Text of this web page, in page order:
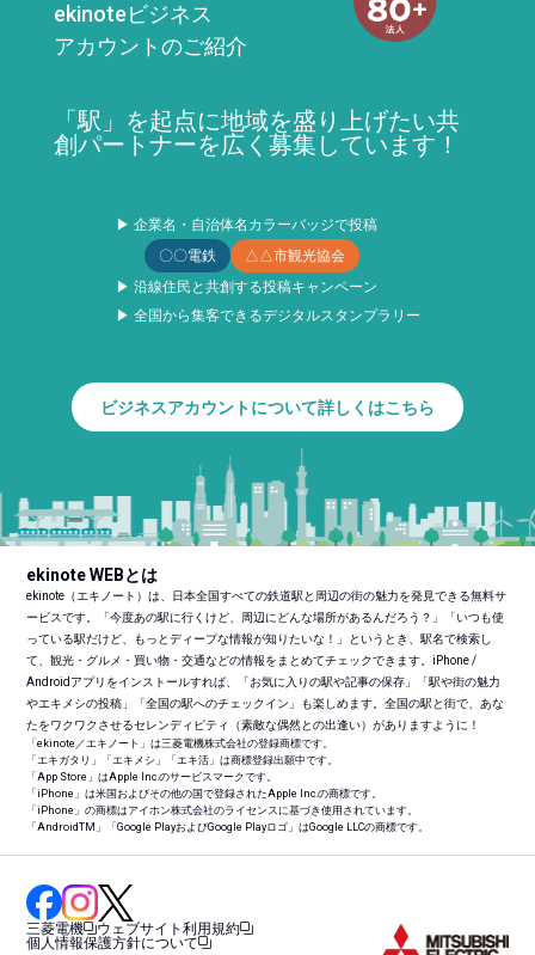
ekinoteビジネス
アカウントのご紹介
「駅」を起点に地域を盛り上げたい共
創パートナーを広く募集しています！
▶ 企業名・自治体名カラーバッジで投稿
〇〇電鉄
△△市観光協会
▶ 沿線住民と共創する投稿キャンペーン
▶ 全国から集客できるデジタルスタンプラリー
ビジネスアカウントについて詳しくはこちら
ekinote WEBとは
ekinote（エキノート）は、日本全国すべての鉄道駅と周辺の街の魅力を発見できる無料サ
ービスです。「今度あの駅に行くけど、周辺にどんな場所があるんだろう？」「いつも使
っている駅だけど、もっとディープな情報が知りたいな！」というとき、駅名で検索し
て、観光・グルメ・買い物・交通などの情報をまとめてチェックできます。iPhone /
Androidアプリをインストールすれば、「お気に入りの駅や記事の保存」「駅や街の魅力
やエキメシの投稿」「全国の駅へのチェックイン」も楽しめます。全国の駅と街で、あな
たをワクワクさせるセレンディピティ（素敵な偶然との出逢い）がありますように！
「ekinote／エキノート」は三菱電機株式会社の登録商標です。
「エキガタリ」「エキメシ」「エキ活」は商標登録出願中です。
「App Store」はApple Inc.のサービスマークです。
「iPhone」は米国およびその他の国で登録されたApple Inc.の商標です。
「iPhone」の商標はアイホン株式会社のライセンスに基づき使用されています。
「AndroidTM 」「Google PlayおよびGoogle Playロゴ」はGoogle LLCの商標です。
三菱電機
ウェブサイト利用規約
個人情報保護方針について